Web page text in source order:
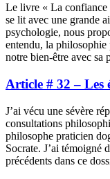
Le livre « La confiance
se lit avec une grande
psychologie, nous
entendu, la philosophie
notre bien-être avec sa
Article # 32 – Les
J’ai vécu une sévère
consultations
philosophe praticien
Socrate. J’ai témoigné
précédents dans ce